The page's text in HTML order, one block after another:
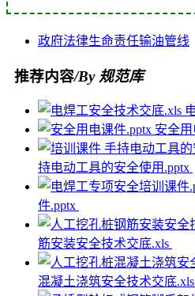
政府法律生命责任输油管线
推荐内容/By 规范库
安全
持电动工具的安全使用.pptx
件.pptx
筋安装安全技术交底.xls
混凝土浇筑安全技术交底.xls